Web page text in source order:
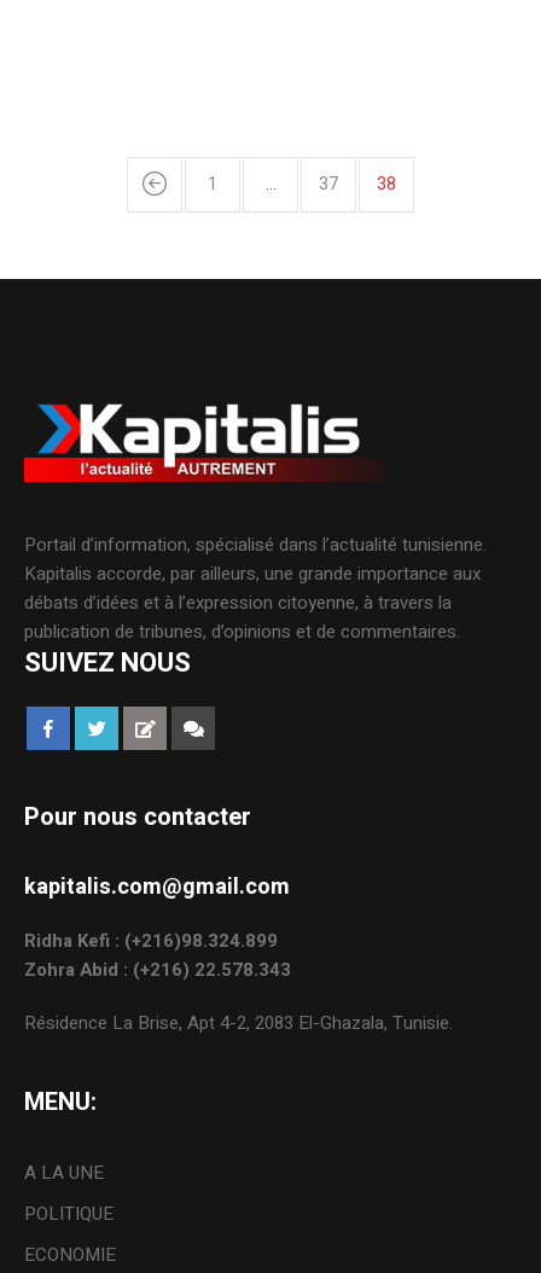
1 … 37 38
Portail d’information, spécialisé dans l’actualité tunisienne.
Kapitalis accorde, par ailleurs, une grande importance aux
débats d’idées et à l’expression citoyenne, à travers la
publication de tribunes, d’opinions et de commentaires.
SUIVEZ NOUS
Pour nous contacter
kapitalis.com@gmail.com
Ridha Kefi : (+216)98.324.899
Zohra Abid : (+216) 22.578.343
Résidence La Brise, Apt 4-2, 2083 El-Ghazala, Tunisie.
MENU:
A LA UNE
POLITIQUE
ECONOMIE